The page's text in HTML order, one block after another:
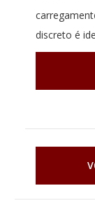
discreto é